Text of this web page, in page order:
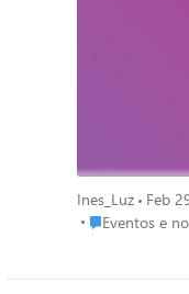
Partner AI Tech
Ines_Luz
Feb
Place Eventos
Eventos e